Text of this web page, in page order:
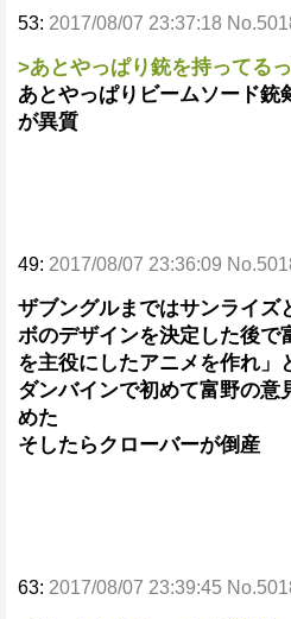
53: 2017/08/07 23:37:18
>あとやっぱり銃を持ってる
あとやっぱりビームソード銃
が異質
49: 2017/08/07 23:36:09
ザブングルまではサンライズ
ボのデザインを決定した後で
を主役にしたアニメを作れ」
ダンバインで初めて富野の意
めた
そしたらクローバーが倒産
63: 2017/08/07 23:39:45